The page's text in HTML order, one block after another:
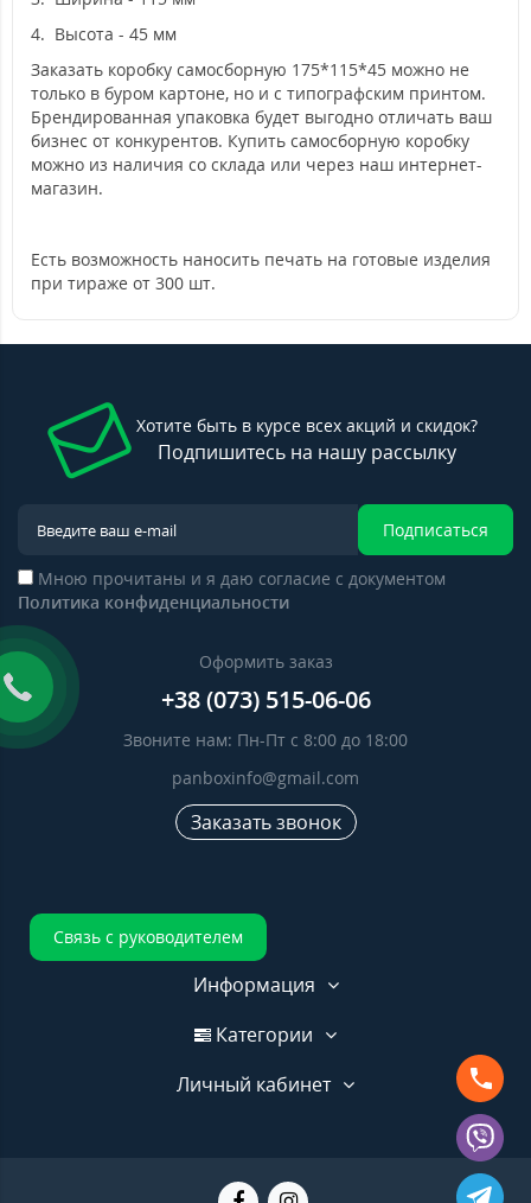
4. Высота - 45 мм
Заказать коробку самосборную 175*115*45 можно не
только в буром картоне, но и с типографским принтом.
Брендированная упаковка будет выгодно отличать ваш
бизнес от конкурентов. Купить самосборную коробку
можно из наличия со склада или через наш интернет-
магазин.
Есть возможность наносить печать на готовые изделия
при тираже от 300 шт.
Хотите быть в курсе всех акций и скидок?
Подпишитесь на нашу рассылку
Подписаться
Мною прочитаны и я даю согласие с документом
Политика конфиденциальности
Оформить заказ
+38 (073) 515-06-06
Звоните нам: Пн-Пт с 8:00 до 18:00
panboxinfo@gmail.com
Заказать звонок
Связь с руководителем
Информация
Категории
Личный кабинет